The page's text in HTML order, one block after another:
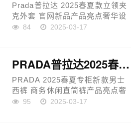
Prada普拉达 2025春夏款立领夹
克外套 官网新品产品亮点奢华设
计：Prada 2025春夏款立领夹克
展现非凡气质。高端面料：采用
专...
84 2025-03-17
PRADA普拉达2025春夏专柜新款男士西裤
PRADA 2025春夏专柜新款男士
西裤 商务休闲直筒裤产品亮点奢
华设计：PRADA 2025春夏专柜
95 2025-03-17